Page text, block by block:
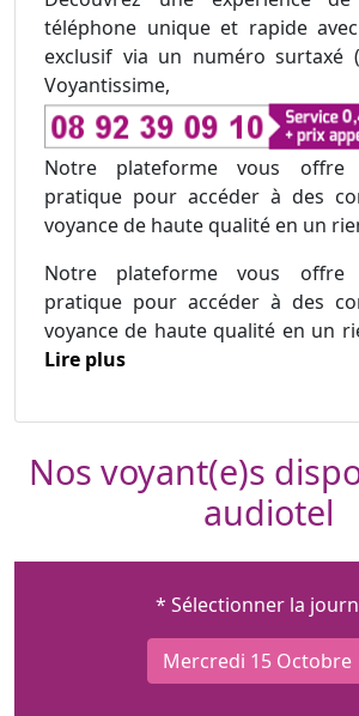
téléphone unique et rapide
exclusif via un numéro surtaxé
Notre plateforme vous offre
pratique pour accéder à des
voyance de haute qualité en un
Notre plateforme vous offre
pratique pour accéder à des
voyance de haute qualité en un
Lire plus
Nos voyant(e)s
audiotel
* Sélectionner la
Mercredi 15 Octobre